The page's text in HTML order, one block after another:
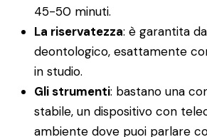
45-50 minuti.
La riservatezza: è garantita
deontologico, esattamente
in studio.
Gli strumenti: bastano una
stabile, un dispositivo con
ambiente dove puoi parlare